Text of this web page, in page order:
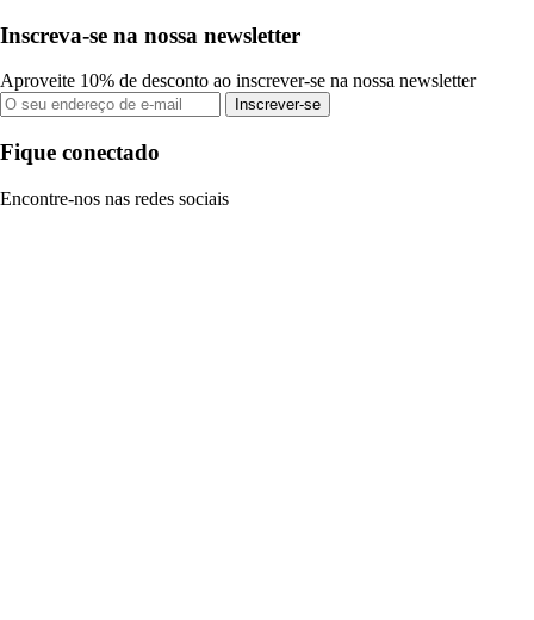
Inscreva-se na nossa newsletter
Aproveite 10% de desconto ao inscrever-se na nossa newsletter
Inscrever-se
Fique conectado
Encontre-nos nas redes sociais